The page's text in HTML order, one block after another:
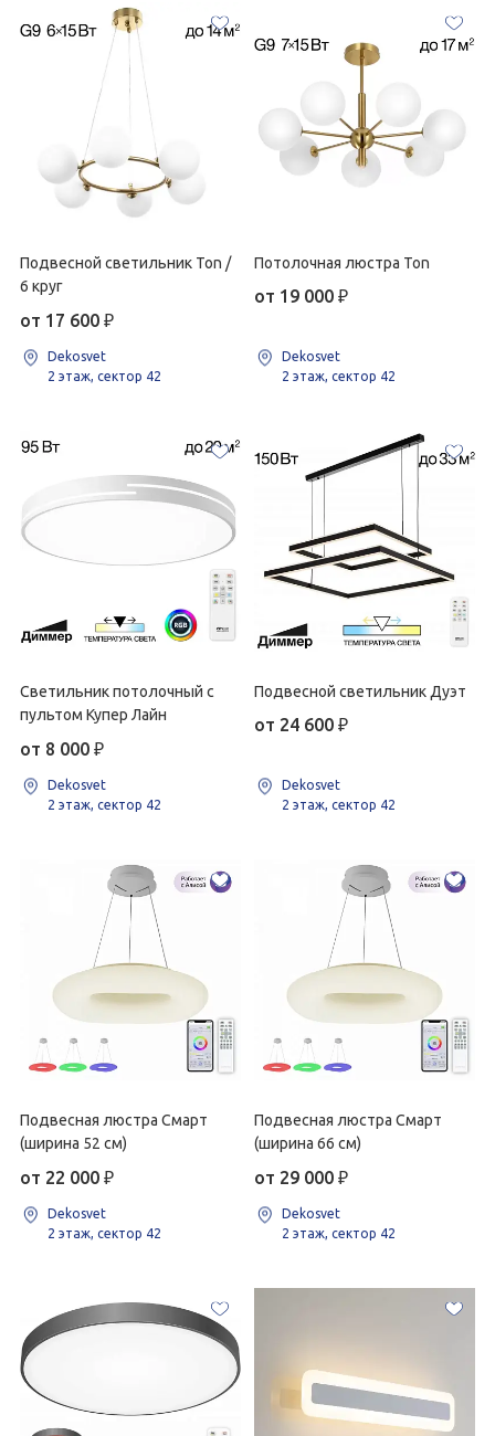
Подвесной светильник Ton /
6 круг
от 17 600 ₽
Dekosvet
2 этаж, сектор 42
Потолочная люстра Ton
от 19 000 ₽
Dekosvet
2 этаж, сектор 42
Светильник потолочный с
пультом Купер Лайн
от 8 000 ₽
Dekosvet
2 этаж, сектор 42
Подвесной светильник Дуэт
от 24 600 ₽
Dekosvet
2 этаж, сектор 42
Подвесная люстра Смарт
(ширина 52 см)
от 22 000 ₽
Dekosvet
2 этаж, сектор 42
Подвесная люстра Смарт
(ширина 66 см)
от 29 000 ₽
Dekosvet
2 этаж, сектор 42